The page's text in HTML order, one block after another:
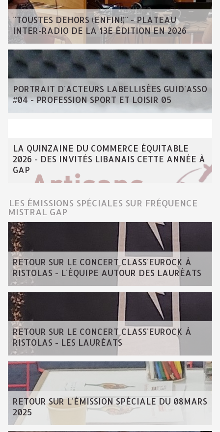
"TOUSTES DEHORS (ENFIN!)" - PLATEAU
INTER-RADIO DE LA 13E ÉDITION EN 2026
PORTRAIT D'ACTEURS LABELLISÉES GUID'ASSO
#04 - PROFESSION SPORT ET LOISIR 05
LA QUINZAINE DU COMMERCE ÉQUITABLE
2026 - DES INVITÉS LIBANAIS CETTE ANNÉE À
GAP
LES ÉMISSIONS SPÉCIALES SUR FRÉQUENCE
MISTRAL GAP
RETOUR SUR LE CONCERT CLASS'EUROCK À
RISTOLAS - L'ÉQUIPE AUTOUR DES LAURÉATS
RETOUR SUR LE CONCERT CLASS'EUROCK À
RISTOLAS - LES LAURÉATS
RETOUR SUR L'ÉMISSION SPÉCIALE DU 08MARS
2025